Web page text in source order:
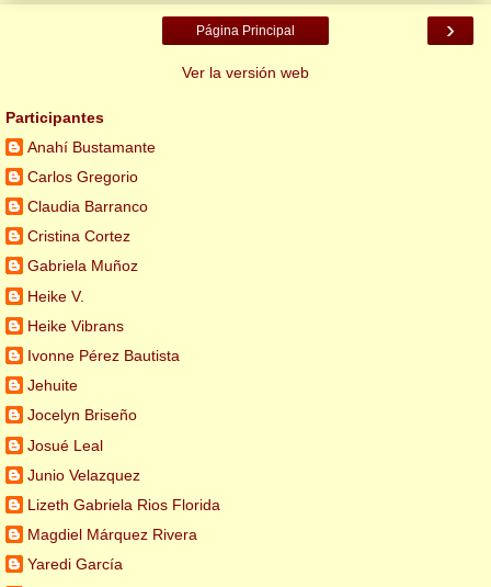
›
Página Principal
Ver la versión web
Participantes
Anahí Bustamante
Carlos Gregorio
Claudia Barranco
Cristina Cortez
Gabriela Muñoz
Heike V.
Heike Vibrans
Ivonne Pérez Bautista
Jehuite
Jocelyn Briseño
Josué Leal
Junio Velazquez
Lizeth Gabriela Rios Florida
Magdiel Márquez Rivera
Yaredi García